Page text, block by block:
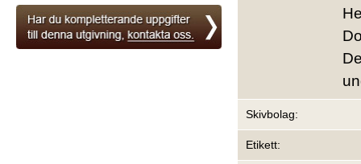
Skivbolag:
Etikett: